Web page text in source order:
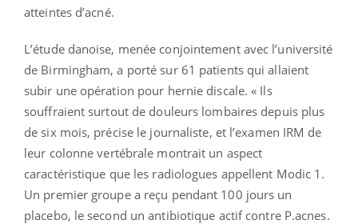
atteintes d’acné.
L’étude danoise, menée conjointement avec l’université
de Birmingham, a porté sur 61 patients qui allaient
subir une opération pour hernie discale. « Ils
souffraient surtout de douleurs lombaires depuis plus
de six mois, précise le journaliste, et l’examen IRM de
leur colonne vertébrale montrait un aspect
caractéristique que les radiologues appellent Modic 1.
Un premier groupe a reçu pendant 100 jours un
placebo, le second un antibiotique actif contre P.acnes.